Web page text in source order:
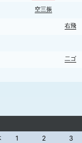
空三振
右飛
二ゴ
1 2 3